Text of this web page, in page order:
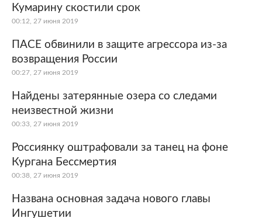
Кумарину скостили срок
00:12, 27 июня 2019
ПАСЕ обвинили в защите агрессора из-за
возвращения России
00:27, 27 июня 2019
Найдены затерянные озера со следами
неизвестной жизни
00:33, 27 июня 2019
Россиянку оштрафовали за танец на фоне
Кургана Бессмертия
00:38, 27 июня 2019
Названа основная задача нового главы
Ингушетии